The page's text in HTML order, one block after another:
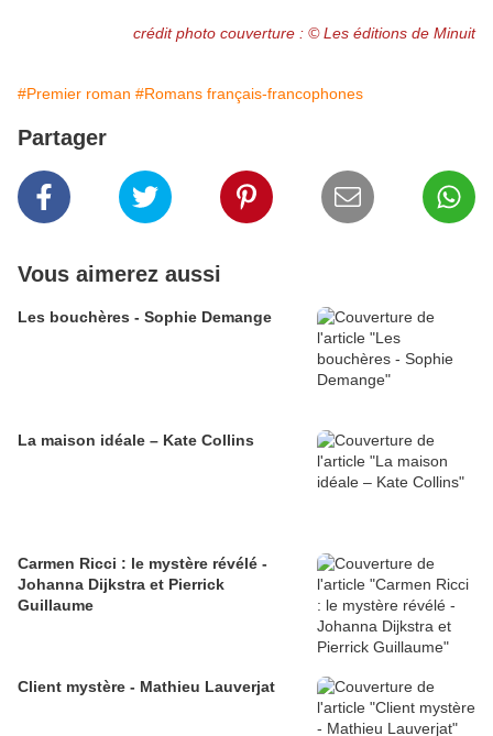
crédit photo couverture : © Les éditions de Minuit
#Premier roman #Romans français-francophones
Partager
Vous aimerez aussi
Les bouchères - Sophie Demange
La maison idéale – Kate Collins
Carmen Ricci : le mystère révélé -
Johanna Dijkstra et Pierrick
Guillaume
Client mystère - Mathieu Lauverjat